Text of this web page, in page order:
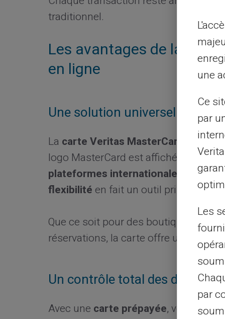
traditionnel.
Les avantages de la
en ligne
Une solution universelle et
La carte Veritas MasterCard®
est
logo MasterCard est affiché. Vous
plateformes internationales
ou
flexibilitéen fait un outil prisé pour
Que ce soit pour des boutiques en
réservations, la carte offre une
Un contrôle total des dépenses
Avec une carte prépayée, vous
une
Ce
par
Les
par